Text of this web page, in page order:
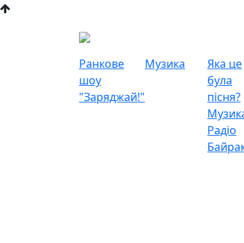
Ранкове
шоу
"Заряджай!"
Музика
Яка це
була
пісня?
Радіо